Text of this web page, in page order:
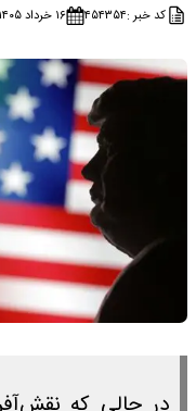
کد خبر :۴۵۴۳۵۴ ۱۶ خرداد ۱۴۰۵ - ۱۶:۰۳